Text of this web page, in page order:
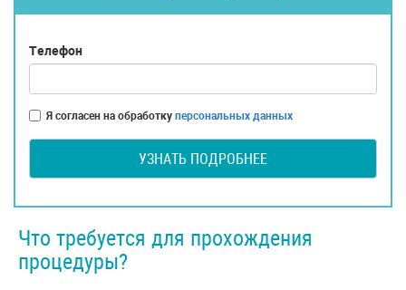
Телефон
Я согласен на обработкуперсональных данных
УЗНАТЬ ПОДРОБНЕЕ
Что требуется для прохождения
процедуры?